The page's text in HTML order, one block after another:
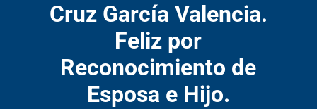
Cruz García Valencia.
Feliz por
Reconocimiento de
Esposa e Hijo.